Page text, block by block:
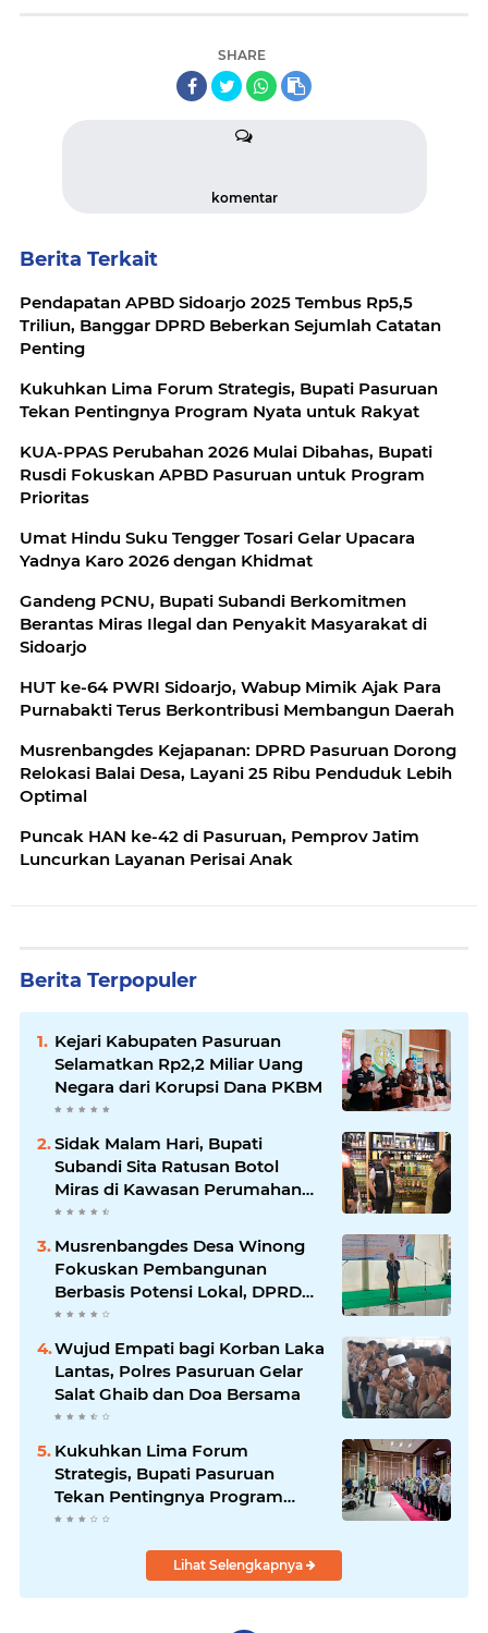
SHARE
komentar
Berita Terkait
Pendapatan APBD Sidoarjo 2025 Tembus Rp5,5
Triliun, Banggar DPRD Beberkan Sejumlah Catatan
Penting
Kukuhkan Lima Forum Strategis, Bupati Pasuruan
Tekan Pentingnya Program Nyata untuk Rakyat
KUA-PPAS Perubahan 2026 Mulai Dibahas, Bupati
Rusdi Fokuskan APBD Pasuruan untuk Program
Prioritas
Umat Hindu Suku Tengger Tosari Gelar Upacara
Yadnya Karo 2026 dengan Khidmat
Gandeng PCNU, Bupati Subandi Berkomitmen
Berantas Miras Ilegal dan Penyakit Masyarakat di
Sidoarjo
HUT ke-64 PWRI Sidoarjo, Wabup Mimik Ajak Para
Purnabakti Terus Berkontribusi Membangun Daerah
Musrenbangdes Kejapanan: DPRD Pasuruan Dorong
Relokasi Balai Desa, Layani 25 Ribu Penduduk Lebih
Optimal
Puncak HAN ke-42 di Pasuruan, Pemprov Jatim
Luncurkan Layanan Perisai Anak
Berita Terpopuler
Kejari Kabupaten Pasuruan
Selamatkan Rp2,2 Miliar Uang
Negara dari Korupsi Dana PKBM
Sidak Malam Hari, Bupati
Subandi Sita Ratusan Botol
Miras di Kawasan Perumahan
Sidoarjo
Musrenbangdes Desa Winong
Fokuskan Pembangunan
Berbasis Potensi Lokal, DPRD
Optimistis Meski Dihantam
Efisiensi Anggaran
Wujud Empati bagi Korban Laka
Lantas, Polres Pasuruan Gelar
Salat Ghaib dan Doa Bersama
Kukuhkan Lima Forum
Strategis, Bupati Pasuruan
Tekan Pentingnya Program
Nyata untuk Rakyat
Lihat Selengkapnya